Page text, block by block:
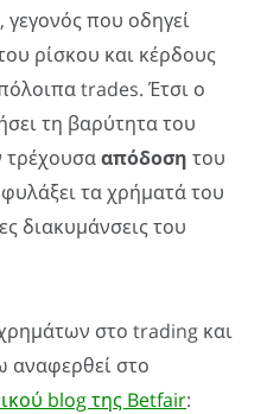
που οδηγεί
ρίσκου και κέρδους
trades. Έτσι ο
τη βαρύτητα του
τρέχουσααπόδοση του
τα χρήματά του
διακυμάνσεις του
στο trading και
αναφερθεί στο
blog της Betfair: